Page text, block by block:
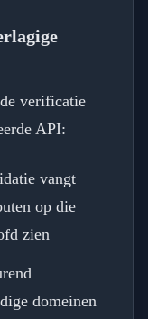
verificatie
API:
vangt
op die
zien
domeinen